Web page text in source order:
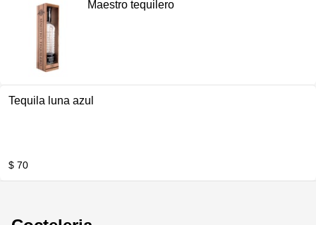
Maestro tequilero
Tequila luna azul
$ 70